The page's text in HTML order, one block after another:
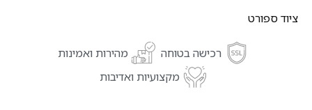
ציוד ספורט
רכישה בטוחה
מהירות ואמינות
מקצועיות ואדיבות